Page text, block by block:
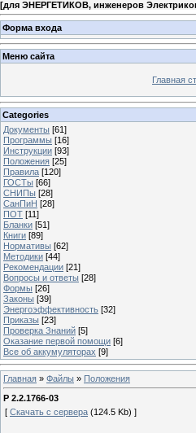
[для ЭНЕРГЕТИКОВ, инженеров
Форма входа
Меню сайта
Главная
Categories
Документы [61]
Программы [16]
Инструкции [93]
Положения [25]
Правила [120]
ГОСТы [66]
СНИПы [28]
СанПиН [28]
ПОТ [11]
Бланки [51]
Книги [89]
Нормативы [62]
Методики [44]
Рекомендации [21]
Вопросы и ответы [28]
Формы [26]
Законы [39]
Энергоэффективность [32]
Приказы [23]
Проверка Знаний [5]
Оказание первой помощи [6]
Все об аккумуляторах [9]
Главная » Файлы » Положения
P 2.2.1766-03
[ Скачать с сервера (124.5 Kb) ]